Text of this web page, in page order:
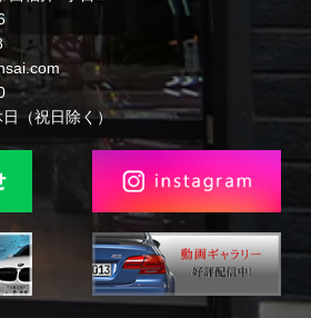
（祝日除く）